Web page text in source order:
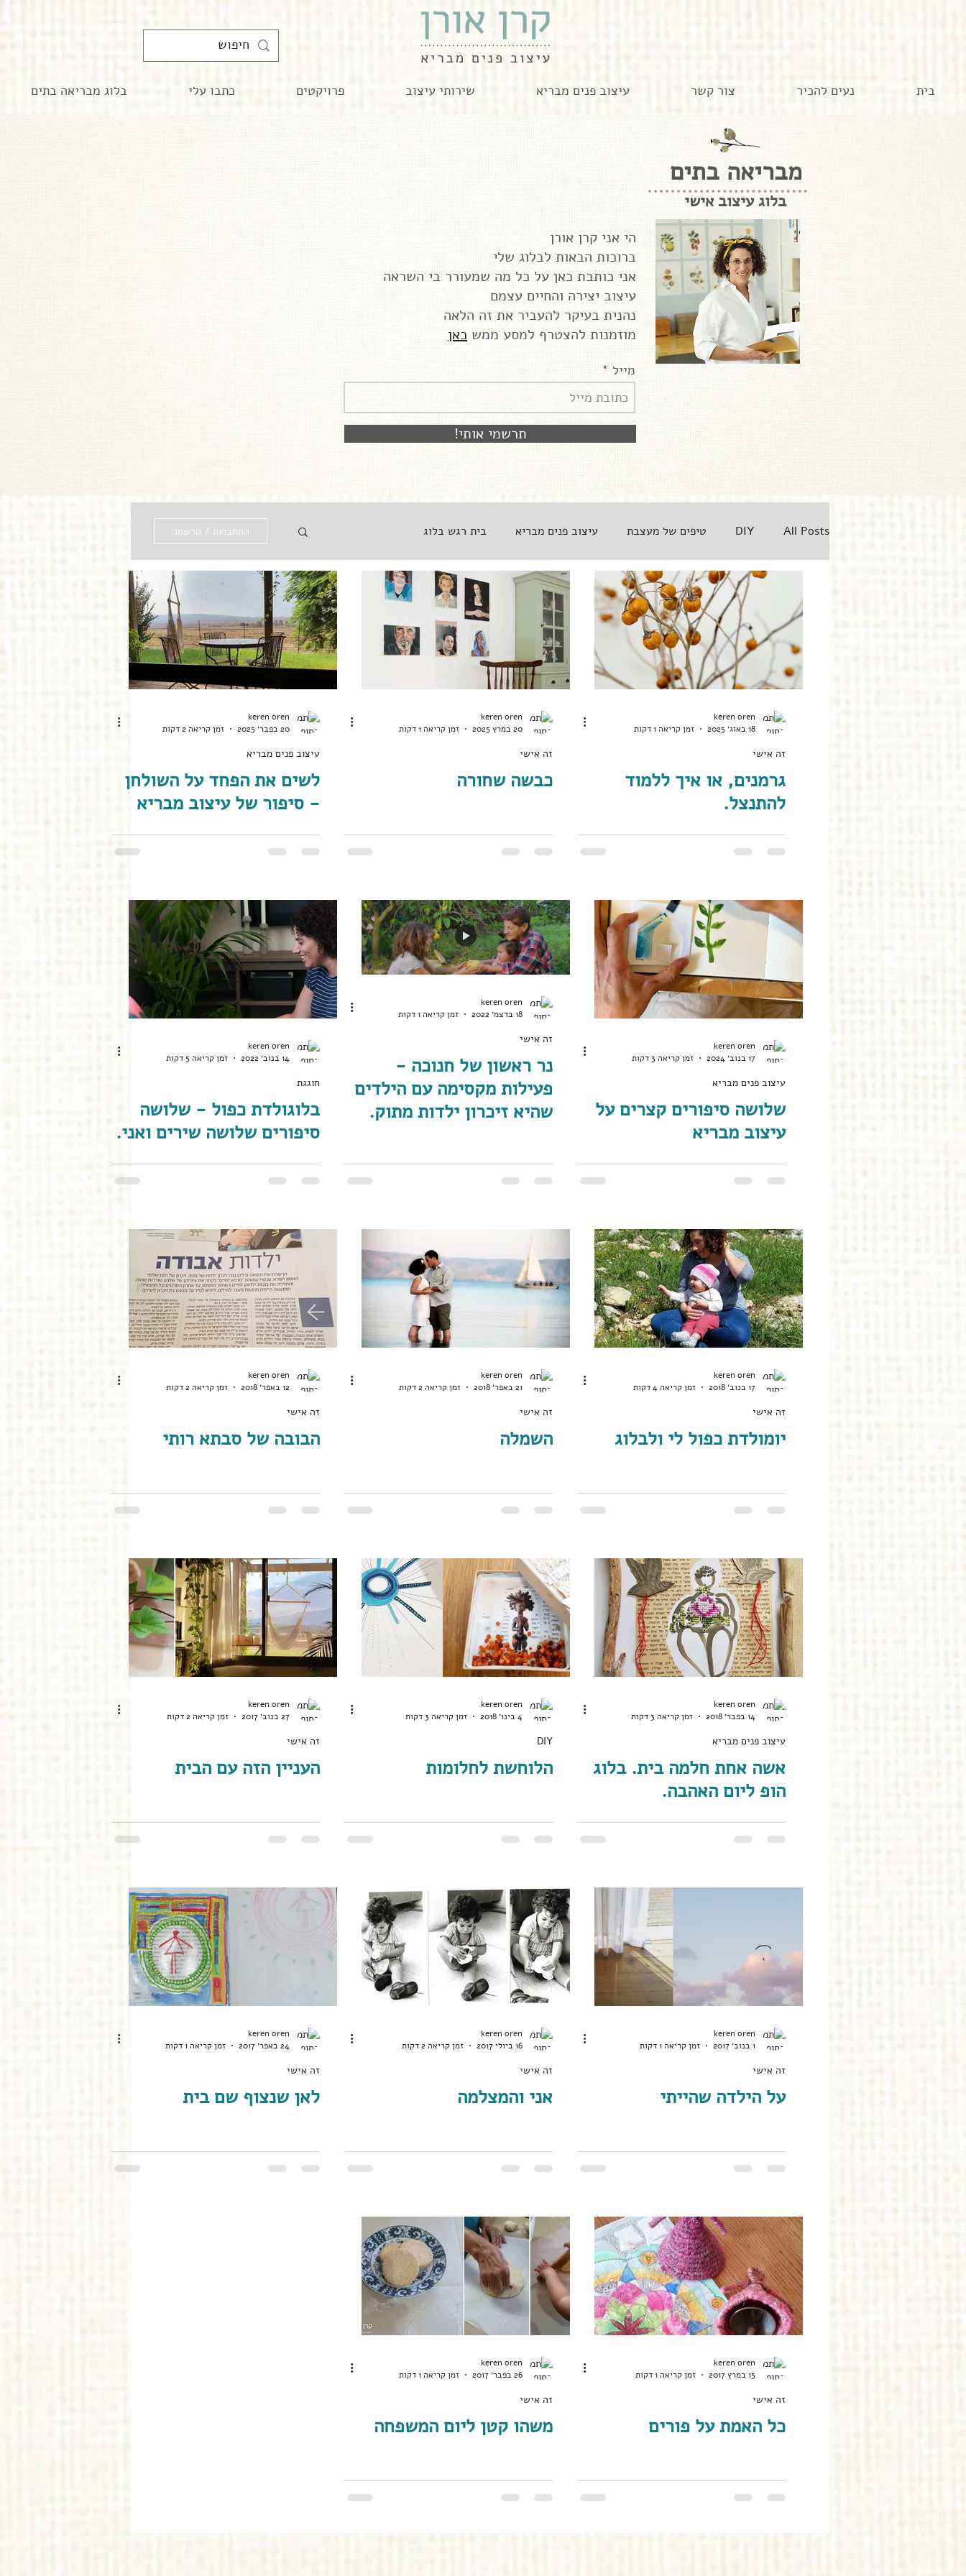
בית נעים להכיר צור קשר עיצוב פנים מבריא שירותי עיצוב פרויקטים כתבו עלי בלוג מבריאה בתים
מבריאה בתים
בלוג עיצוב אישי
הי אני קרן אורן
ברוכות הבאות לבלוג שלי
עיצוב יצירה והחיים עצמם
נהנית בעיקר להעביר את זה הלאה
מוזמנות להצטרף למסע ממש כאן
מייל
!תרשמי אותי
All Posts
DIY טיפים של מעצבת עיצוב פנים מבריא בית רגש בלוג
מארחת מתארחת זה אישי חוגגת מטבחים ומה שבסירים קצרים לאוגוסט
אישה ובית יוצרות זיכרונות
התחברות / הרשמה
keren oren
18 באוג׳ 2025
זמן קריאה 1 דקות
זה אישי
גרמנים, או איך ללמוד
להתנצל.
keren oren
20 במרץ 2025
זמן קריאה 1 דקות
זה אישי
כבשה שחורה
keren oren
20 בפבר׳ 2025
זמן קריאה 2 דקות
עיצוב פנים מבריא
לשים את הפחד על השולחן
- סיפור של עיצוב מבריא
keren oren
17 בנוב׳ 2024
זמן קריאה 3 דקות
עיצוב פנים מבריא
שלושה סיפורים קצרים על
עיצוב מבריא
keren oren
18 בדצמ׳ 2022
זמן קריאה 1 דקות
זה אישי
נר ראשון של חנוכה -
פעילות מקסימה עם הילדים
שהיא זיכרון ילדות מתוק.
keren oren
14 בנוב׳ 2022
זמן קריאה 5 דקות
חוגגת
בלוגולדת כפול - שלושה
סיפורים שלושה שירים ואני.
keren oren
17 בנוב׳ 2018
זמן קריאה 4 דקות
זה אישי
יומולדת כפול לי ולבלוג
keren oren
21 באפר׳ 2018
זמן קריאה 2 דקות
זה אישי
השמלה
keren oren
12 באפר׳ 2018
זמן קריאה 2 דקות
זה אישי
הבובה של סבתא רותי
keren oren
14 בפבר׳ 2018
זמן קריאה 3 דקות
עיצוב פנים מבריא
אשה אחת חלמה בית. בלוג
הופ ליום האהבה.
keren oren
4 בינו׳ 2018
זמן קריאה 3 דקות
DIY
הלוחשת לחלומות
keren oren
27 בנוב׳ 2017
זמן קריאה 2 דקות
זה אישי
העניין הזה עם הבית
keren oren
1 בנוב׳ 2017
זמן קריאה 1 דקות
זה אישי
על הילדה שהייתי
keren oren
16 ביולי 2017
זמן קריאה 2 דקות
זה אישי
אני והמצלמה
keren oren
24 באפר׳ 2017
זמן קריאה 1 דקות
זה אישי
לאן שנצוף שם בית
keren oren
15 במרץ 2017
זמן קריאה 1 דקות
זה אישי
כל האמת על פורים
keren oren
26 בפבר׳ 2017
זמן קריאה 1 דקות
זה אישי
משהו קטן ליום המשפחה